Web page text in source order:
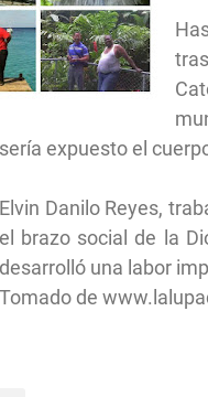
sería expuesto el
Elvin Danilo Reyes,
el brazo social de la
desarrolló una labor
Tomado de